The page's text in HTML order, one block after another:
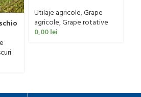
DOMINATOR DM RAPIDO
4000 PLUS
Utilaje agricole,Grape
agricole,Grape rotative
0,00lei